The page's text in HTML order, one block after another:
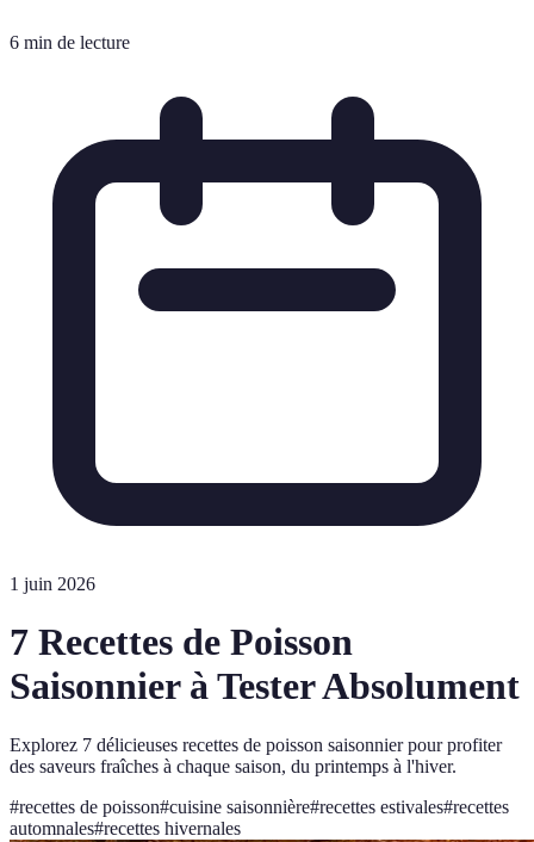
6 min de lecture
1 juin 2026
7 Recettes de Poisson
Saisonnier à Tester Absolument
Explorez 7 délicieuses recettes de poisson saisonnier pour profiter
des saveurs fraîches à chaque saison, du printemps à l'hiver.
#recettes de poisson#cuisine saisonnière#recettes estivales#recettes
automnales#recettes hivernales